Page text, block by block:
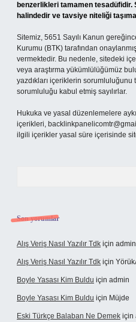
benzerlikleri tamamen
halindedir ve tavsiye niteliği
Sitemiz, 5651 Sayılı Kanun
Kurumu (BTK) tarafından
vermektedir. Bu nedenle, sitedeki
veya araştırma yükümlülüğümüz
yazdıkları içeriklerin
sorumluluğu kabul etmiş sayılırlar.
Hukuka ve yasal düzenlemelere
içerikleri,
ilgili içerikler yasal süre içerisinde
Son yorumlar
Alış Veriş Nasıl Yazılır Tdk için admin
Alış Veriş Nasıl Yazılır Tdk için
Boyle Yasası Kim Buldu için admin
Boyle Yasası Kim Buldu için Müjde
Eski Türkçe Balaban Ne Demek için